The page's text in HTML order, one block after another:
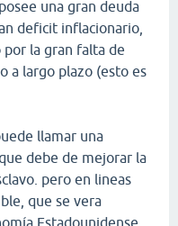
una gran deuda
deficit inflacionario,
la gran falta de
a largo plazo (esto es
llamar una
debe de mejorar la
pero en lineas
que se vera
Estadounidense.